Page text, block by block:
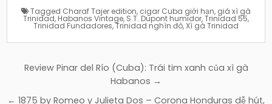
Tagged Charaf Tajer edition, cigar Cuba giới hạn, giá xì gà
Trinidad, Habanos Vintage, S.T. Dupont humidor,Trinidad 55,
Trinidad Fundadores,Trinidad nghìn đô,Xì gà Trinidad
Điều
Review Pinar del Río (Cuba): Trái tim xanh của xì gà
Habanos →
← 1875 by Romeo y Julieta Dos – Corona Honduras dễ hút,